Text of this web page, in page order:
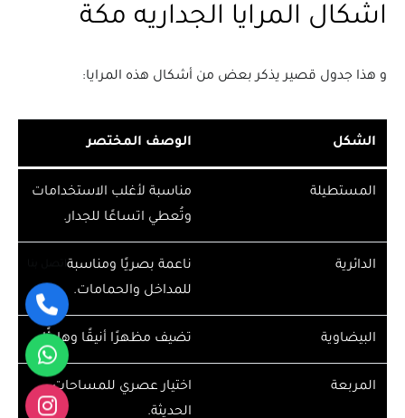
اشكال المرايا الجداريه مكة
و هذا جدول قصير يذكر بعض من أشكال هذه المرايا:
الشكل الوصف المختصر
المستطيلة
مناسبة لأغلب الاستخدامات
وتُعطي اتساعًا للجدار.
الدائرية
ناعمة بصريًا ومناسبة
للمداخل والحمامات.
البيضاوية تضيف مظهرًا أنيقًا وهادئًا.
المربعة
اختيار عصري للمساحات
الحديثة.